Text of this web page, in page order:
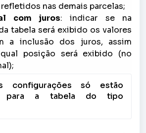
nas demais parcelas;
com juros: indicar se na
tabela será exibido os valores
a inclusão dos juros, assim
posição será exibido (no
configurações só estão
para a tabela do tipo